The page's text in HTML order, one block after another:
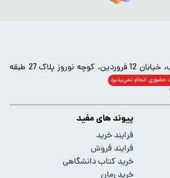
آدرس: تهران، میدان انقلاب، خیابان 12 فروردین، کوچه نوروز پلاک 27 طبقه
انجام‌ نمی‌پذیرد
پیوند های مفید
فرایند خرید
فرایند فروش
خرید کتاب دانشگاهی
خرید رمان